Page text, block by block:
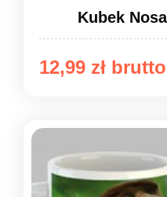
Kubek
12,99 zł